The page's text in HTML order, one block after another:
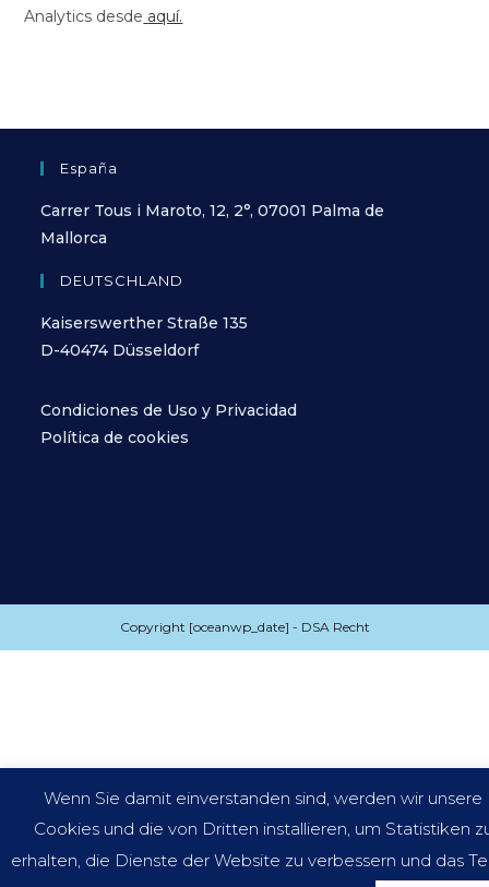
Analytics desde aquí.
España
Carrer Tous i Maroto, 12, 2°, 07001 Palma de
Mallorca
DEUTSCHLAND
Kaiserswerther Straße 135
D-40474 Düsseldorf
Condiciones de Uso y Privacidad
Política de cookies
Copyright [oceanwp_date] - DSA Recht
Wenn Sie damit einverstanden sind, werden wir unsere
Cookies und die von Dritten installieren, um Statistiken
erhalten, die Dienste der Website zu verbessern und das